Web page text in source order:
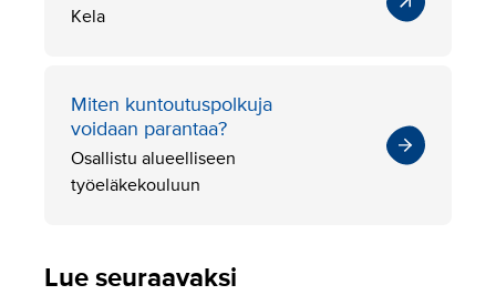
Kela
Miten kuntoutuspolkuja
voidaan parantaa?
Osallistu alueelliseen
työeläkekouluun
Lue seuraavaksi